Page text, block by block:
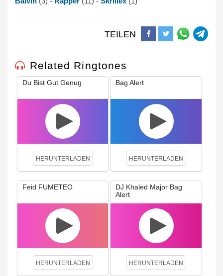
TEILEN
Related Ringtones
Du Bist Gut Genug
HERUNTERLADEN
Bag Alert
HERUNTERLADEN
Feid FUMETEO
HERUNTERLADEN
DJ Khaled Major Bag
Alert
HERUNTERLADEN